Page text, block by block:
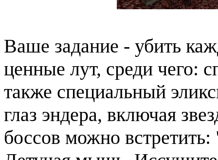
Ваше задание - убить
ценные лут, среди чего:
также специальный
глаз эндера, включая
боссов можно